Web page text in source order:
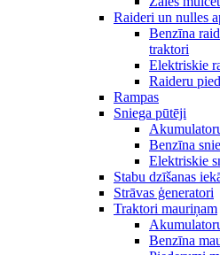
Raideri un nulles
Benzīna
traktori
Elektriskie
Raideru
Rampas
Sniega pūtēji
Benzīna
Elektriskie
Stabu dzīšanas
Strāvas ģeneratori
Traktori mauriņam
Benzīna